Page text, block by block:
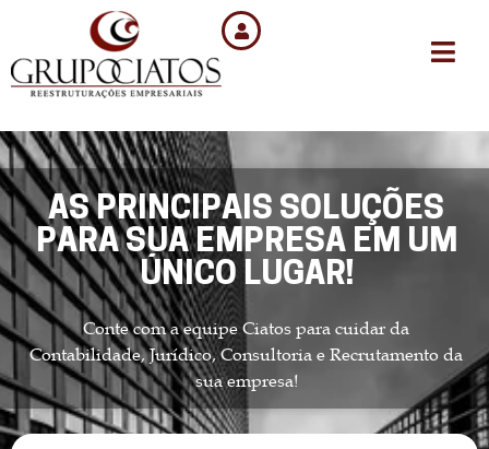
AS PRINCIPAIS SOLUÇÕES
PARA SUA EMPRESA EM UM
ÚNICO LUGAR!
Conte com a equipe Ciatos para cuidar da
Contabilidade, Jurídico, Consultoria e Recrutamento da
sua empresa!